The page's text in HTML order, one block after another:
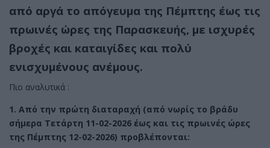
από αργά το απόγευμα της Πέμπτης έως τις
πρωινές ώρες της Παρασκευής, με ισχυρές
βροχές και καταιγίδες και πολύ
ενισχυμένους ανέμους.
Πιο αναλυτικά :
1. Από την πρώτη διαταραχή (από νωρίς το βράδυ
σήμερα Τετάρτη 11-02-2026 έως και τις πρωινές ώρες
της Πέμπτης 12-02-2026) προβλέπονται: